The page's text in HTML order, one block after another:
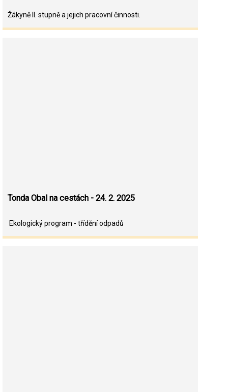
Žákyně II. stupně a jejich pracovní činnosti.
Tonda Obal na cestách - 24. 2. 2025
Ekologický program - třídění odpadů